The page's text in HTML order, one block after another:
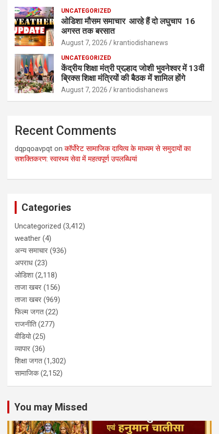
UNCATEGORIZED
ओडिशा मौसम समाचार आरहे हैं दो लघुचाप 16
अगस्त तक बरसात
August 7, 2026 krantiodishanews
UNCATEGORIZED
केंद्रीय शिक्षा मंत्री प्रल्हाद जोशी भुवनेश्वर में 13वीं
ब्रिक्स शिक्षा मंत्रियों की बैठक में शामिल होंगे
August 7, 2026 krantiodishanews
Recent Comments
dqpqoavpqt onकॉर्पोरेट सामाजिक दायित्व के माध्यम से समुदायों का
सशक्तिकरण: स्वास्थ्य सेवा में महत्वपूर्ण उपलब्धियां
Categories
Uncategorized (3,412)
weather (4)
अन्य समाचार (936)
अपराध (23)
ओडिशा(2,118)
ताजा खबर (156)
ताजा खबर (969)
फिल्म जगत(22)
राजनीति(277)
वीडियो(25)
व्यापार (36)
शिक्षा जगत(1,302)
सामाजिक(2,152)
You may Missed